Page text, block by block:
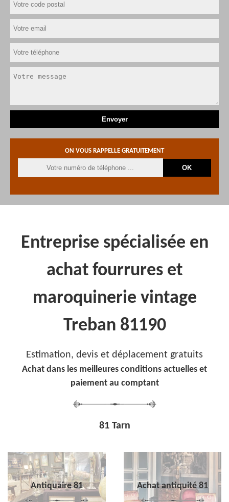
ON VOUS RAPPELLE GRATUITEMENT
Entreprise spécialisée en
achat fourrures et
maroquinerie vintage
Treban 81190
Estimation, devis et déplacement gratuits
Achat dans les meilleures conditions actuelles et
paiement au comptant
81 Tarn
Antiquaire 81 Achat antiquité 81